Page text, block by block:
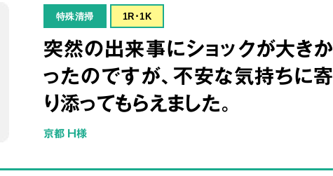
特殊清掃 1R･1K
突然の出来事にショックが大きか
ったのですが、不安な気持ちに寄
り添ってもらえました。
京都 H様